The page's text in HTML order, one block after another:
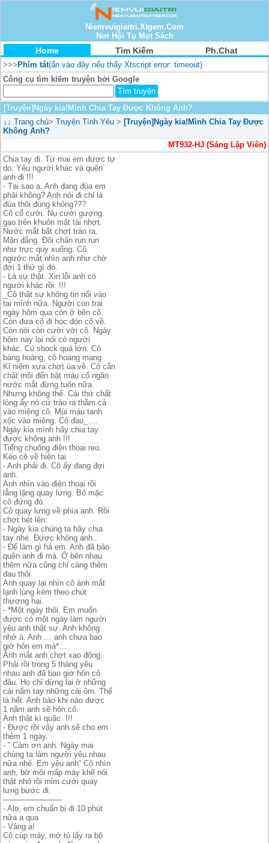
Niemvuigiaitri.Xtgem.Com
Nơi Hội Tụ Mọt Sách
Home Tìm Kiếm Ph.Chat
>>>Phím tắt(ấn vào đây nếu thấy Xtscript error: timeout)
Công cụ tìm kiếm truyện bởi Google
[Truyện]Ngày kia!Mình Chia Tay Được Không Anh?
↓↓ Trang chủ> Truyện Tình Yêu > [Truyện]Ngày kia!Mình Chia Tay Được
Không Anh?
MT932-HJ (Sáng Lập Viên)
Chia tay đi. Từ mai em được tự
do. Yêu người khác và quên
anh đi !!!
- Tại sao ạ. Anh đang đùa em
phải không? Anh nói đi chỉ là
đùa thôi đúng không???
Cô cố cười. Nụ cười gượng
gạo trên khuôn mặt tái nhợt.
Nước mắt bất chợt trào ra.
Mặn đắng. Đôi chân run run
như trực quỵ xuống. Cô
ngước mắt nhìn anh như chờ
đợi 1 thứ gì đó.
- Là sự thật. Xin lỗi anh có
người khác rồi. !!!
_Cô thật sự không tin nổi vào
tai mình nữa. Người con trai
ngày hôm qua còn ở bên cô.
Còn đưa cô đi học đón cô về.
Còn nói còn cười với cô. Ngày
hôm nay lại nói có người
khác. Cú shock quá lớn. Cô
bàng hoàng, cô hoang mang.
Kỉ niệm xưa chợt ùa về. Cô cắn
chặt môi đến bật máu cố ngăn
nước mắt đừng tuôn nữa.
Nhưng không thể. Cái thứ chất
lỏng ấy nó cứ trào ra thầm cả
vào miệng cô. Mùi máu tanh
xộc vào miệng. Cô đau_….
Ngày kia mình hãy chia tay
được không anh !!!
Tiếng chuông điện thoại reo.
Kéo cô về hiện tại
- Anh phải đi. Cô ấy đang đợi
anh.
Anh nhìn vào điện thoại rồi
lẳng lặng quay lưng. Bỏ mặc
cô đứng đó.
Cô quay lưng về phía anh. Rồi
chợt hét lên:
- Ngày kia chúng ta hãy chia
tay nhé. Được không anh..
- Để làm gì hả em. Anh đã bảo
quên anh đi mà. Ở bên nhau
thêm nữa cũng chỉ càng thêm
đau thôi
Anh quay lại nhìn cô ánh mắt
lạnh lùng kèm theo chút
thương hại.
- *Một ngày thôi. Em muốn
được có một ngày làm người
yêu anh thật sự. Anh không
nhớ à. Anh … anh chưa bao
giờ hôn em mà*…
Ánh mắt anh chợt xao động.
Phải rồi trong 5 tháng yêu
nhau anh đã bao giờ hôn cô
đâu. Họ chỉ dừng lại ở những
cái nắm tay những cái ôm. Thế
là hết. Anh bảo khi nào được
1 năm anh sẽ hôn cô.
Anh thật kì quặc. !!!
- Được rồi vậy anh sẽ cho em
thêm 1 ngày.
- ” Cảm ơn anh. Ngày mai
chúng ta làm người yêu nhau
nữa nhé. Em yêu anh” Cô nhìn
anh, bờ môi mấp máy khẽ nói
thật nhỏ rồi mỉm cười quay
lưng bước đi.
———————–
- Alo, em chuẩn bị đi 10 phút
nữa a qua
- Vâng ạ!
Cô cúp máy, mở tủ lấy ra bộ